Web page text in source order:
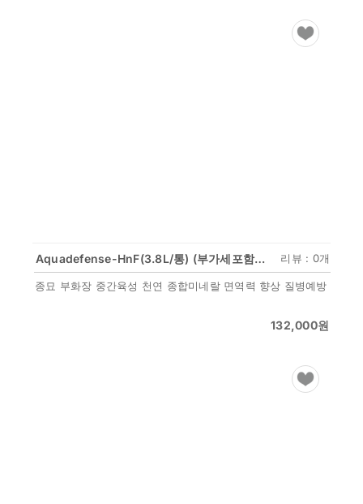
Aquadefense-HnF(3.8L/통) (부가세포함) 종묘 부화장 필수 종합 미네랄 면역력 향상 리뷰 : 0개
종묘 부화장 중간육성 천연 종합미네랄 면역력 향상 질병예방
132,000원